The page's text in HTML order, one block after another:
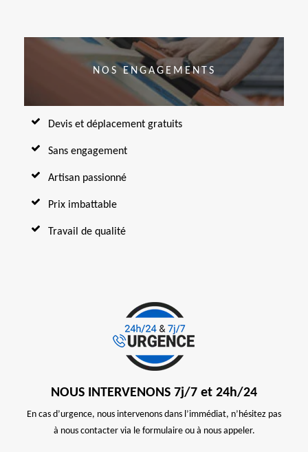
NOS ENGAGEMENTS
Devis et déplacement gratuits
Sans engagement
Artisan passionné
Prix imbattable
Travail de qualité
NOUS INTERVENONS 7j/7 et 24h/24
En cas d’urgence, nous intervenons dans l’immédiat, n’hésitez pas
à nous contacter via le formulaire ou à nous appeler.